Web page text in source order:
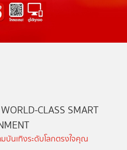
CLASS SMART
บันเทิงระดับโลกตรงใจคุณ